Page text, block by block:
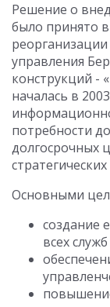
Решение о
было принято
управления
конструкций -
началась в
потребности
долгосрочных
Основными
создание
всех